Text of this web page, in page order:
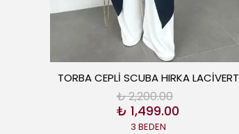
TORBA CEPLİ SCUBA HIRKA LACİVERT
₺ 2,200.00
₺ 1,499.00
3 BEDEN